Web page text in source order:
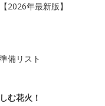
2026年最新版】
備リスト
む花火！